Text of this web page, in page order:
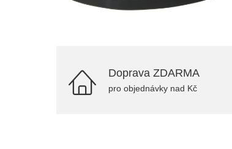
Doprava ZDARMA
pro objednávky nad Kč